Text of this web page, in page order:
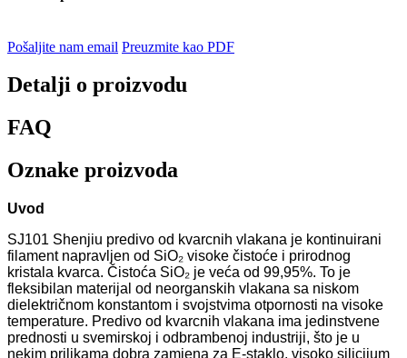
Pošaljite nam email Preuzmite kao PDF
Detalji o proizvodu
FAQ
Oznake proizvoda
Uvod
SJ101 Shenjiu predivo od kvarcnih vlakana je kontinuirani
filament napravljen od SiO₂ visoke čistoće i prirodnog
kristala kvarca. Čistoća SiO₂ je veća od 99,95%. To je
fleksibilan materijal od neorganskih vlakana sa niskom
dielektričnom konstantom i svojstvima otpornosti na visoke
temperature. Predivo od kvarcnih vlakana ima jedinstvene
prednosti u svemirskoj i odbrambenoj industriji, što je u
nekim prilikama dobra zamjena za E-staklo, visoko silicijum